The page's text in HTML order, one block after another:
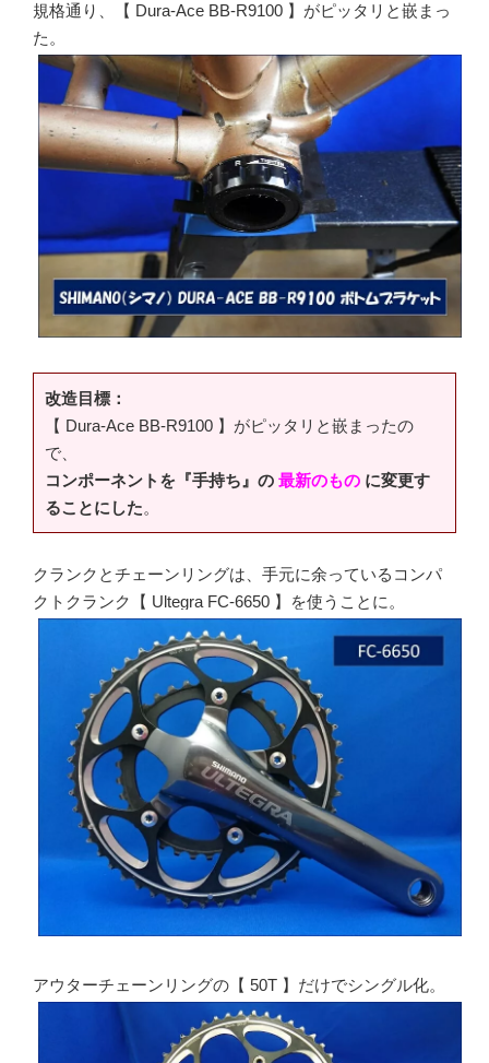
規格通り、【 Dura-Ace BB-R9100 】がピッタリと嵌まっ
た。
改造目標：
【 Dura-Ace BB-R9100 】がピッタリと嵌まったの
で、
コンポーネントを『手持ち』の 最新のもの に変更す
ることにした。
クランクとチェーンリングは、手元に余っているコンパ
クトクランク【 Ultegra FC-6650 】を使うことに。
アウターチェーンリングの【 50T 】だけでシングル化。